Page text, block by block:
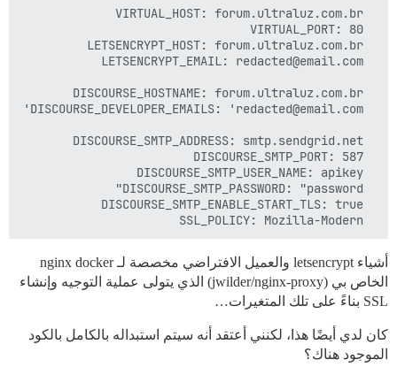
أشياء letsencrypt والعميل الافتراضي مخصصة لـ nginx docker
الخاص بي (jwilder/nginx-proxy) الذي يتولى عملية التوجيه وإنشاء
SSL بناءً على تلك المتغيرات…
كان لدي أيضًا هذا، لكنني أعتقد أنه سيتم استبداله بالكامل بالكود
الموجود هناك؟